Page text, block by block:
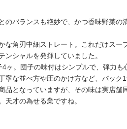
バランスも絶妙で、かつ香味野菜
角刃中細ストレート。これだけス
シャルを発揮していました。
。団子の味付はシンプルで、弾力
な並べ方や圧のかけ方など、パック
となっていますが、その味は実店
才の為せる業ですね。